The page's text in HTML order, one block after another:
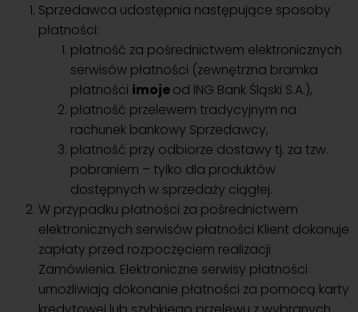
Sprzedawca udostępnia następujące sposoby
płatności:
płatność za pośrednictwem elektronicznych
serwisów płatności (zewnętrzna bramka
płatności imojeod ING Bank Śląski S.A.),
płatność przelewem tradycyjnym na
rachunek bankowy Sprzedawcy,
płatność przy odbiorze dostawy tj. za tzw.
pobraniem – tylko dla produktów
dostępnych w sprzedaży ciągłej.
W przypadku płatności za pośrednictwem
elektronicznych serwisów płatności Klient dokonuje
zapłaty przed rozpoczęciem realizacji
Zamówienia. Elektroniczne serwisy płatności
umożliwiają dokonanie płatności za pomocą karty